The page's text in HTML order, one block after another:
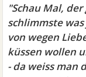
"Schau Mal,
schlimmste
von wegen
küssen wollen
- da weiss man